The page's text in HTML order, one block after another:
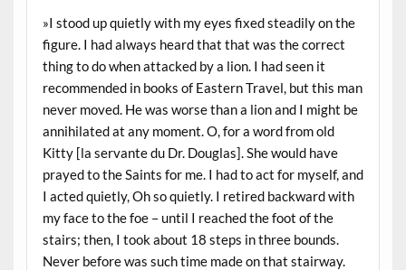
»I stood up quietly with my eyes fixed steadily on the
figure. I had always heard that that was the correct
thing to do when attacked by a lion. I had seen it
recommended in books of Eastern Travel, but this man
never moved. He was worse than a lion and I might be
annihilated at any moment. O, for a word from old
Kitty [la servante du Dr. Douglas]. She would have
prayed to the Saints for me. I had to act for myself, and
I acted quietly, Oh so quietly. I retired backward with
my face to the foe – until I reached the foot of the
stairs; then, I took about 18 steps in three bounds.
Never before was such time made on that stairway.